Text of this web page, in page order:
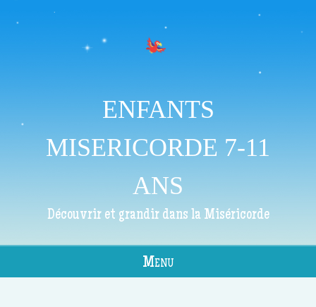
ENFANTS
MISERICORDE 7-11
ANS
Découvrir et grandir dans la Miséricorde
Menu